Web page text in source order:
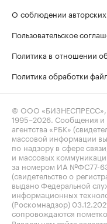
О соблюдении
Пользовательское
Политика в отношении
Политика обработки
© ООО
1995–2026. Сообщения
агентства «РБК»
массовой информации
по надзору в сфере
и массовых
за номером ИА №ФС77-
(свидетельство о
выдано Федеральной
информационных
(Роскомнадзор)
сопровождаются